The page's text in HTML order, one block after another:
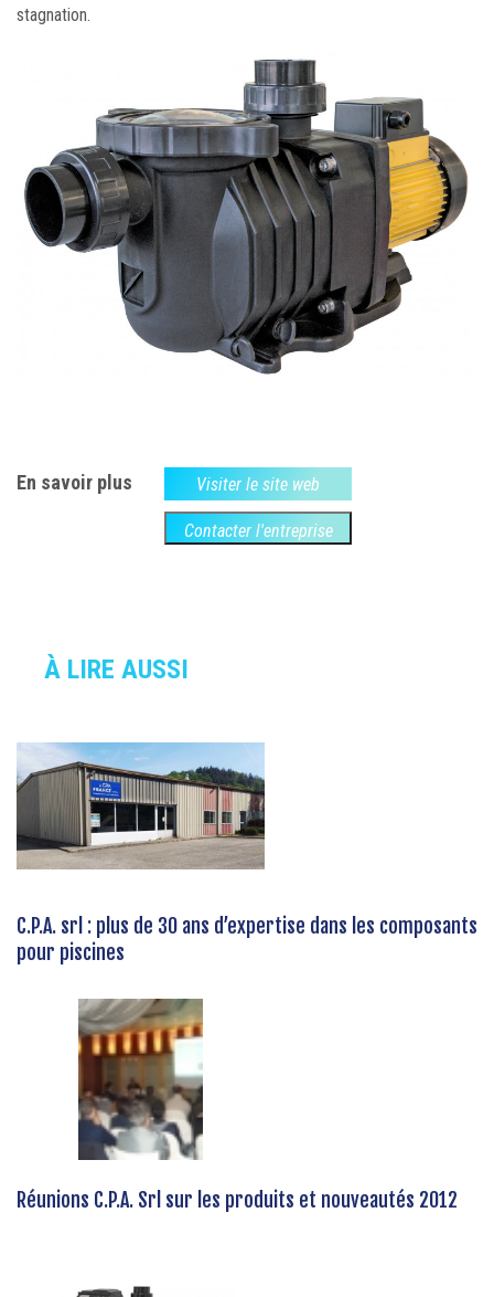
stagnation.
En savoir plus Visiter le site web
Contacter l'entreprise
À LIRE AUSSI
C.P.A. srl : plus de 30 ans d’expertise dans les composants
pour piscines
Réunions C.P.A. Srl sur les produits et nouveautés 2012